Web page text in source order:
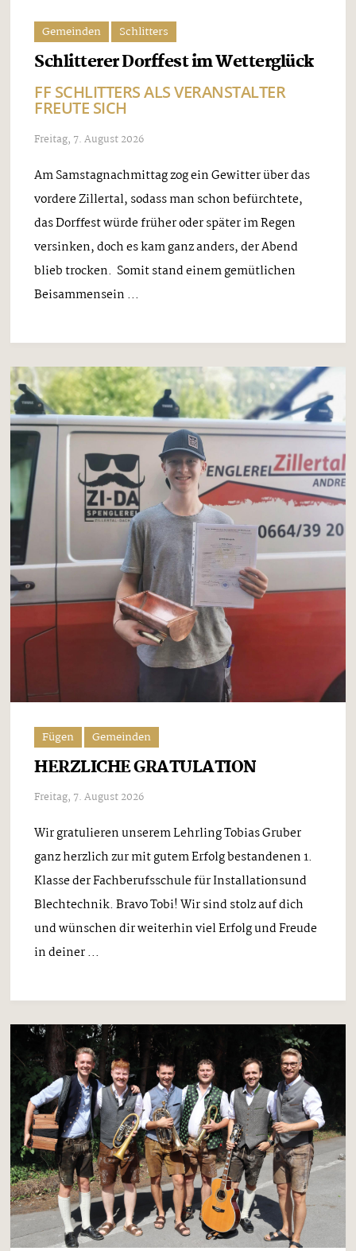
Gemeinden Schlitters
Schlitterer Dorffest im Wetterglück
FF SCHLITTERS ALS VERANSTALTER
FREUTE SICH
Freitag, 7. August 2026
Am Samstagnachmittag zog ein Gewitter über das
vordere Zillertal, sodass man schon befürchtete,
das Dorffest würde früher oder später im Regen
versinken, doch es kam ganz anders, der Abend
blieb trocken. Somit stand einem gemütlichen
Beisammensein ...
Fügen Gemeinden
HERZLICHE GRATULATION
Freitag, 7. August 2026
Wir gratulieren unserem Lehrling Tobias Gruber
ganz herzlich zur mit gutem Erfolg bestandenen 1.
Klasse der Fachberufsschule für Installationsund
Blechtechnik. Bravo Tobi! Wir sind stolz auf dich
und wünschen dir weiterhin viel Erfolg und Freude
in deiner ...